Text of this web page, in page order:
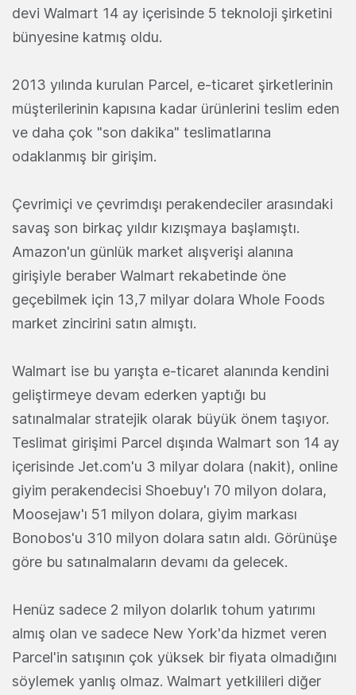
devi Walmart 14 ay içerisinde 5 teknoloji şirketini
bünyesine katmış oldu.
2013 yılında kurulan Parcel, e-ticaret şirketlerinin
müşterilerinin kapısına kadar ürünlerini teslim eden
ve daha çok "son dakika" teslimatlarına
odaklanmış bir girişim.
Çevrimiçi ve çevrimdışı perakendeciler arasındaki
savaş son birkaç yıldır kızışmaya başlamıştı.
Amazon'un günlük market alışverişi alanına
girişiyle beraber Walmart rekabetinde öne
geçebilmek için 13,7 milyar dolara Whole Foods
market zincirini satın almıştı.
Walmart ise bu yarışta e-ticaret alanında kendini
geliştirmeye devam ederken yaptığı bu
satınalmalar stratejik olarak büyük önem taşıyor.
Teslimat girişimi Parcel dışında Walmart son 14 ay
içerisinde Jet.com'u 3 milyar dolara (nakit), online
giyim perakendecisi Shoebuy'ı 70 milyon dolara,
Moosejaw'ı 51 milyon dolara, giyim markası
Bonobos'u 310 milyon dolara satın aldı. Görünüşe
göre bu satınalmaların devamı da gelecek.
Henüz sadece 2 milyon dolarlık tohum yatırımı
almış olan ve sadece New York'da hizmet veren
Parcel'in satışının çok yüksek bir fiyata olmadığını
söylemek yanlış olmaz. Walmart yetkilileri diğer